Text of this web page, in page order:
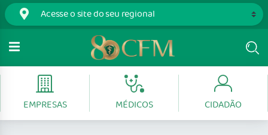
EMPRESAS MÉDICOS CIDADÃO